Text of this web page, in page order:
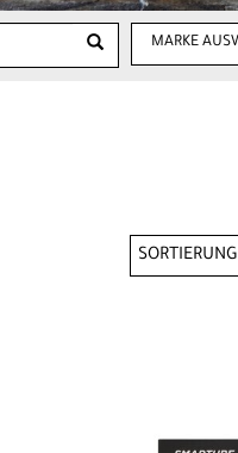
SORTIERUNG